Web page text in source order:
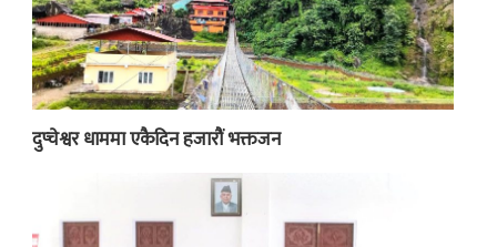
दुप्चेश्वर धाममा एकैदिन हजारौं भक्तजन